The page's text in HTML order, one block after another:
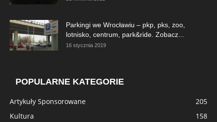
Parkingi we Wrocławiu – pkp, pks, zoo,
lotnisko, centrum, park&ride. Zobacz...
16 stycznia 2019
POPULARNE KATEGORIE
Artykuły Sponsorowane
205
Kultura
158